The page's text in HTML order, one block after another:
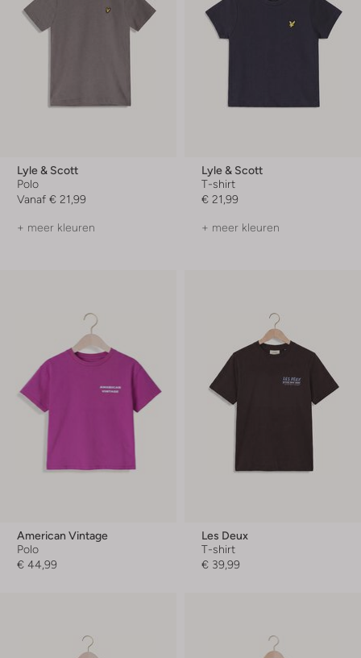
Lyle & Scott
Polo
Vanaf € 21,99
+ meer kleuren
Lyle & Scott
T-shirt
€ 21,99
+ meer kleuren
American Vintage
Polo
€ 44,99
Les Deux
T-shirt
€ 39,99